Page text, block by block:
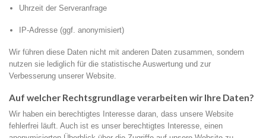
Uhrzeit der Serveranfrage
IP-Adresse (ggf. anonymisiert)
Wir führen diese Daten nicht mit anderen Daten zusammen, sondern
nutzen sie lediglich für die statistische Auswertung und zur
Verbesserung unserer Website.
Auf welcher Rechtsgrundlage verarbeiten wir Ihre Daten?
Wir haben ein berechtigtes Interesse daran, dass unsere Website
fehlerfrei läuft. Auch ist es unser berechtigtes Interesse, einen